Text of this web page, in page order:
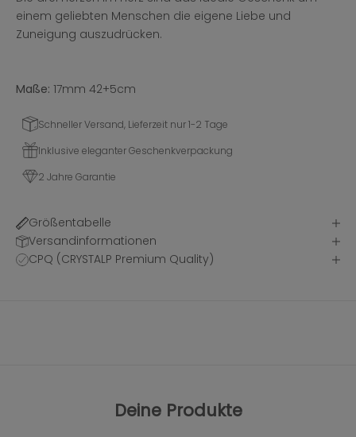
einem geliebten Menschen die eigene Liebe und
Zuneigung auszudrücken.
Maße: 17mm 42+5cm
Schneller Versand, Lieferzeit nur 1-2 Tage
Inklusive eleganter Geschenkverpackung
2 Jahre Garantie
Größentabelle
Versandinformationen
CPQ (CRYSTALP Premium Quality)
Deine Produkte